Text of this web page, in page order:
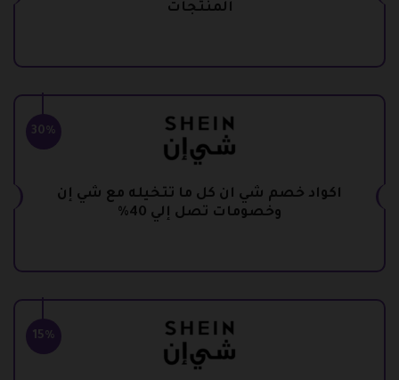
المنتجات
30%
اكواد خصم شي ان كل ما تتخيله مع شي إن
وخصومات تصل إلي 40%
15%